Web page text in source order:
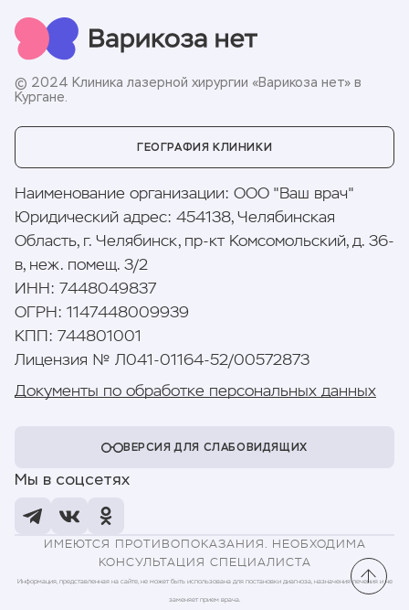
© 2024 Клиника лазерной хирургии «Варикоза нет» в
Кургане.
ГЕОГРАФИЯ КЛИНИКИ
Наименование организации: ООО "Ваш врач"
Юридический адрес: 454138, Челябинская
Область, г. Челябинск, пр-кт Комсомольский, д. 36-
в, неж. помещ. 3/2
ИНН: 7448049837
ОГРН: 1147448009939
КПП : 744801001
Лицензия № Л041-01164-52/00572873
Документы по обработке персональных данных
ВЕРСИЯ ДЛЯ СЛАБОВИДЯЩИХ
Мы в соцсетях
ИМЕЮТСЯ ПРОТИВОПОКАЗАНИЯ. НЕОБХОДИМА
КОНСУЛЬТАЦИЯ СПЕЦИАЛИСТА
Информация, представленная на сайте, не может быть использована для постановки диагноза, назначения лечения и не
заменяет прием врача.